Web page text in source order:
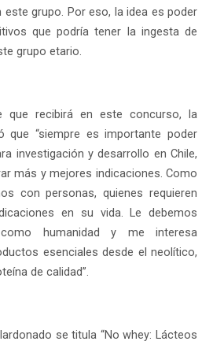
grupo. Por eso, la idea es poder
que podría tener la ingesta de
grupo etario.
que recibirá en este concurso, la
que “siempre es importante poder
investigación y desarrollo en Chile,
más y mejores indicaciones. Como
con personas, quienes requieren
en su vida. Le debemos
humanidad y me interesa
esenciales desde el neolítico,
de calidad”.
se titula “No whey: Lácteos